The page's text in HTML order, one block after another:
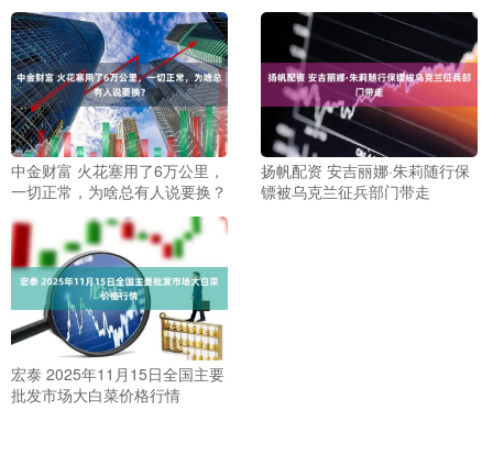
中金财富 火花塞用了6万公里，
一切正常，为啥总有人说要换？
扬帆配资 安吉丽娜·朱莉随行保
镖被乌克兰征兵部门带走
宏泰 2025年11月15日全国主要
批发市场大白菜价格行情